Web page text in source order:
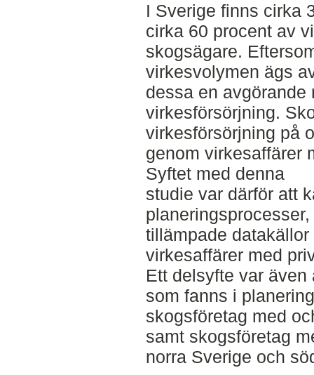
I Sverige finns cirka
cirka 60 procent av
skogsägare.
virkesvolymen ägs
dessa en
virkesförsörjning.
virkesförsörjning på
genom virkesaffärer
Syftet med denna
studie var därför att
tillämpade
virkesaffärer med
Ett delsyfte var
som fanns i
skogsföretag med
samt skogsföretag
norra Sverige och